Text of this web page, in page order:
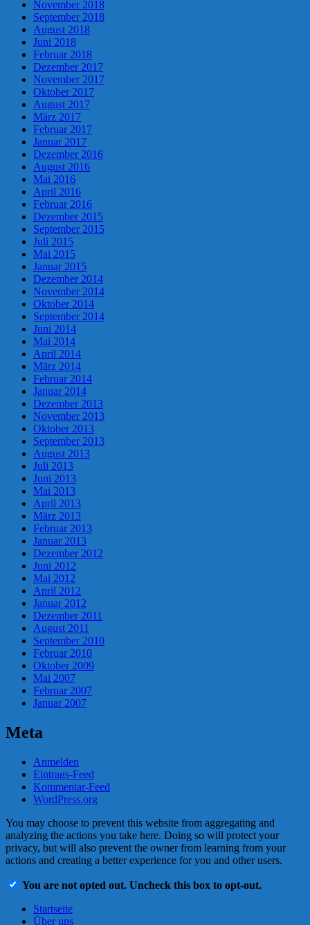
November 2018
September 2018
August 2018
Juni 2018
Februar 2018
Dezember 2017
November 2017
Oktober 2017
August 2017
März 2017
Februar 2017
Januar 2017
Dezember 2016
August 2016
Mai 2016
April 2016
Februar 2016
Dezember 2015
September 2015
Juli 2015
Mai 2015
Januar 2015
Dezember 2014
November 2014
Oktober 2014
September 2014
Juni 2014
Mai 2014
April 2014
März 2014
Februar 2014
Januar 2014
Dezember 2013
November 2013
Oktober 2013
September 2013
August 2013
Juli 2013
Juni 2013
Mai 2013
April 2013
März 2013
Februar 2013
Januar 2013
Dezember 2012
Juni 2012
Mai 2012
April 2012
Januar 2012
Dezember 2011
August 2011
September 2010
Februar 2010
Oktober 2009
Mai 2007
Februar 2007
Januar 2007
Meta
Anmelden
Eintrags-Feed
Kommentar-Feed
WordPress.org
You may choose to prevent this website from aggregating and
analyzing the actions you take here. Doing so will protect your
privacy, but will also prevent the owner from learning from your
actions and creating a better experience for you and other users.
You are not opted out. Uncheck this box to opt-out.
Startseite
Über uns